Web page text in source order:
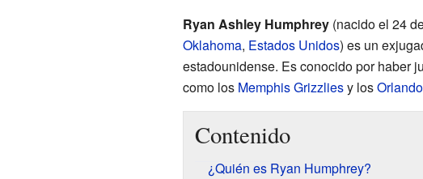
Ryan Ashley Humphrey(nacido el 24
Oklahoma, Estados Unidos) es un
estadounidense. Es conocido por haber
como los Memphis Grizzliesy los
Contenido
¿Quién es Ryan Humphrey?